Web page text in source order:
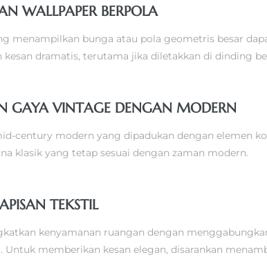
WALLPAPER BERPOLA
menampilkan bunga atau pola geometris besar
kesan dramatis, terutama jika diletakkan di dinding
GAYA VINTAGE DENGAN MODERN
century modern yang dipadukan dengan elemen
klasik yang tetap sesuai dengan zaman modern.
TEKSTIL
kenyamanan ruangan dengan
Untuk memberikan kesan elegan, disarankan